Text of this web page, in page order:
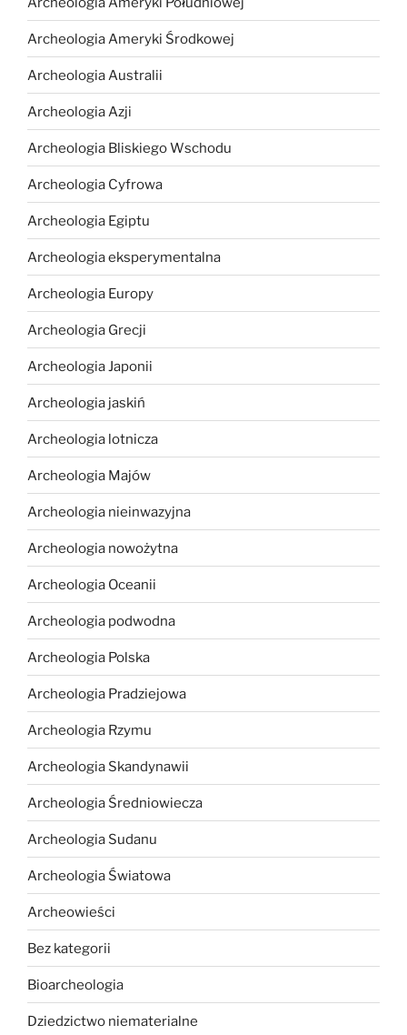
Archeologia Ameryki Środkowej
Archeologia Australii
Archeologia Azji
Archeologia Bliskiego Wschodu
Archeologia Cyfrowa
Archeologia Egiptu
Archeologia eksperymentalna
Archeologia Europy
Archeologia Grecji
Archeologia Japonii
Archeologia jaskiń
Archeologia lotnicza
Archeologia Majów
Archeologia nieinwazyjna
Archeologia nowożytna
Archeologia Oceanii
Archeologia podwodna
Archeologia Polska
Archeologia Pradziejowa
Archeologia Rzymu
Archeologia Skandynawii
Archeologia Średniowiecza
Archeologia Sudanu
Archeologia Światowa
Archeowieści
Bez kategorii
Bioarcheologia
Dziedzictwo niematerialne